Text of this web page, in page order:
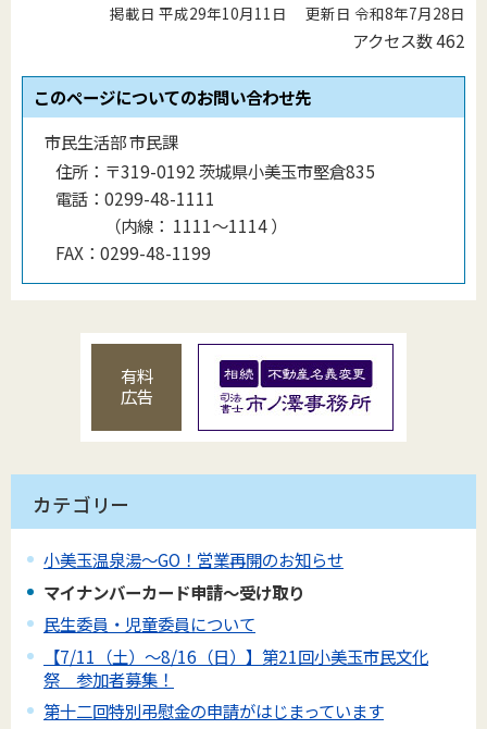
掲載日 平成29年10月11日 更新日 令和8年7月28日
アクセス数462
このページについてのお問い合わせ先
市民生活部 市民課
住所： 〒319-0192 茨城県小美玉市堅倉835
電話： 0299-48-1111
（内線 ： 1111〜1114）
FAX： 0299-48-1199
有料
広告
カテゴリー
小美玉温泉湯～GO！営業再開のお知らせ
マイナンバーカード申請～受け取り
民生委員・児童委員について
【7/11（土）～8/16（日）】第21回小美玉市民文化
祭 参加者募集！
第十二回特別弔慰金の申請がはじまっています